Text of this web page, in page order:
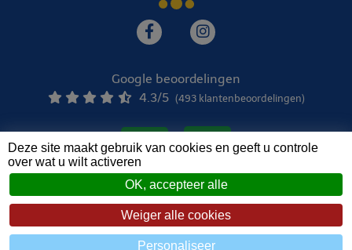
Google beoordelingen
4.3/5 (493 klantenbeoordelingen)
© 2022 - 2026 Le Verger de Jastres •
Zéfyxcréation de sites internet à Aubenas en Ardèche
Deze site maakt gebruik van cookies en geeft u controle
over wat u wilt activeren
OK, accepteer alle
Weiger alle cookies
Personaliseer